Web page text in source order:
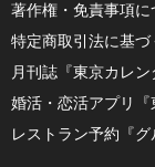
著作権・免責事項に
特定商取引法に基
月刊誌『東京カレン
婚活・恋活アプリ『
レストラン予約『グ